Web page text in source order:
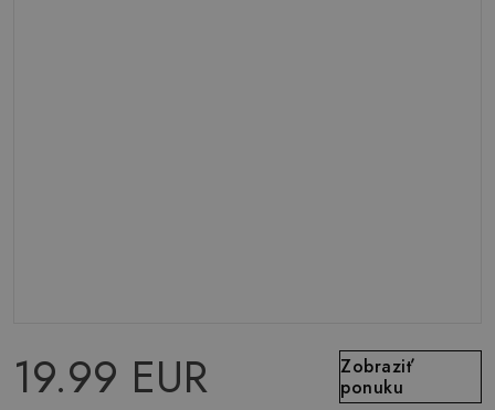
19.99 EUR
Zobraziť
ponuku